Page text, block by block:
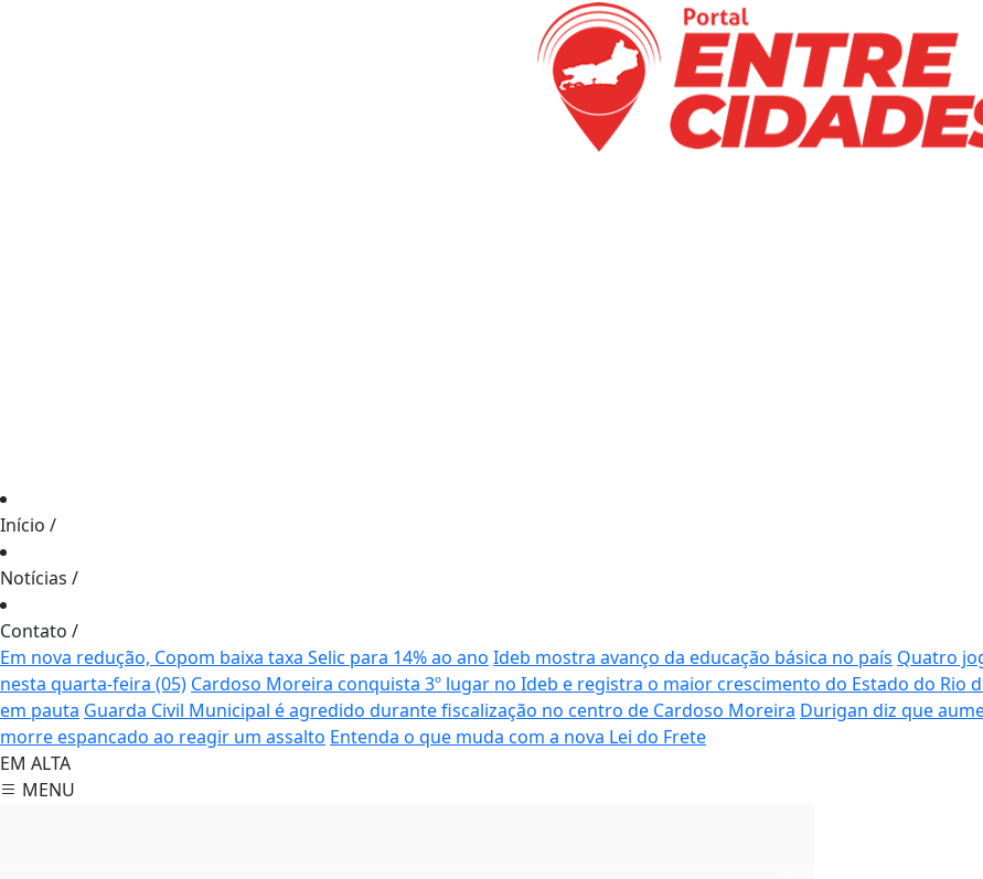
Início /
Notícias /
Contato /
Em nova redução, Copom baixa taxa Selic para 14% ao ano Ideb mostra avanço da educação básica no país Quatro
nesta quarta-feira (05) Cardoso Moreira conquista 3º lugar no Ideb e registra o maior crescimento do Estado do Rio
em pauta Guarda Civil Municipal é agredido durante fiscalização no centro de Cardoso Moreira Durigan diz que
morre espancado ao reagir um assalto Entenda o que muda com a nova Lei do Frete
EM ALTA
MENU